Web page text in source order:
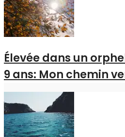
Élevée dans un
9 ans: Mon chemin